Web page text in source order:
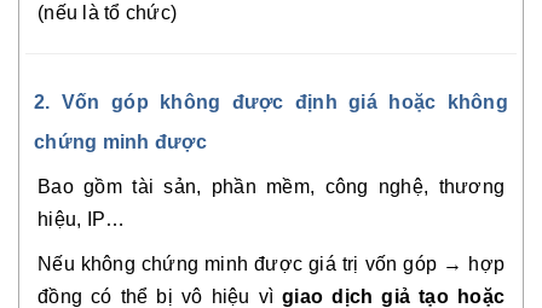
(nếu là tổ chức)
2. Vốn góp không được định giá hoặc không
chứng minh được
Bao gồm tài sản, phần mềm, công nghệ, thương
hiệu, IP…
Nếu không chứng minh được giá trị vốn góp → hợp
đồng có thể bị vô hiệu vìgiao dịch giả tạo hoặc